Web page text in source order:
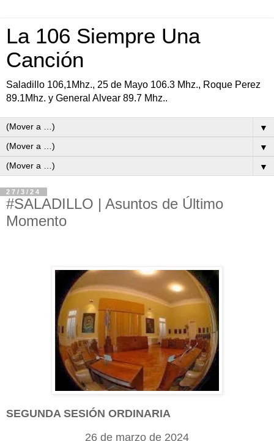
La 106 Siempre Una
Canción
Saladillo 106,1Mhz., 25 de Mayo 106.3 Mhz., Roque Perez
89.1Mhz. y General Alvear 89.7 Mhz..
▼
▼
▼
27/3/24
#SALADILLO | Asuntos de Último
Momento
SEGUNDA SESIÓN ORDINARIA
26 de marzo de 2024